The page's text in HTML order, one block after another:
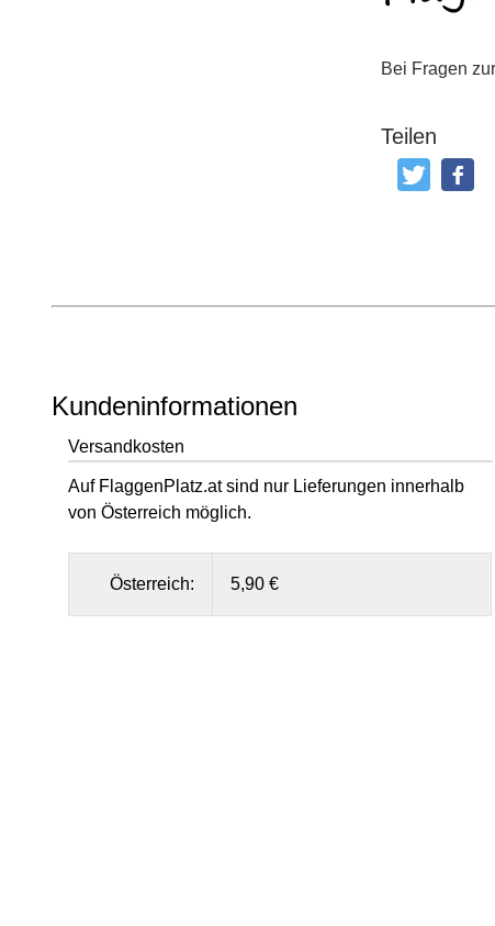
Bei Fragen
Teilen
TweetenPosten
Kundeninformationen
Versandkosten
Auf FlaggenPlatz.at sind nur Lieferungen innerhalb
von Österreich möglich.
Österreich: 5,90 €